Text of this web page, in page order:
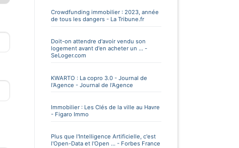
Crowdfunding immobilier : 2023, année
de tous les dangers - La Tribune.fr
Doit-on attendre d'avoir vendu son
logement avant d'en acheter un ... -
SeLoger.com
KWARTO : La copro 3.0 - Journal de
l'Agence - Journal de l'Agence
Immobilier : Les Clés de la ville au Havre
- Figaro Immo
Plus que l'Intelligence Artificielle, c'est
l'Open-Data et l'Open ... - Forbes France